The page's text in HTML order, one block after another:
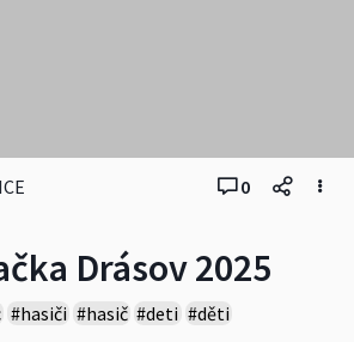
Drásov 2025
#hasiči #hasič #deti #děti
0